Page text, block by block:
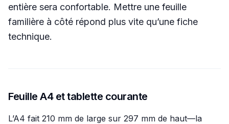
entière sera confortable. Mettre une feuille
familière à côté répond plus vite qu’une fiche
technique.
Feuille A4 et tablette courante
L’A4 fait 210 mm de large sur 297 mm de haut—la